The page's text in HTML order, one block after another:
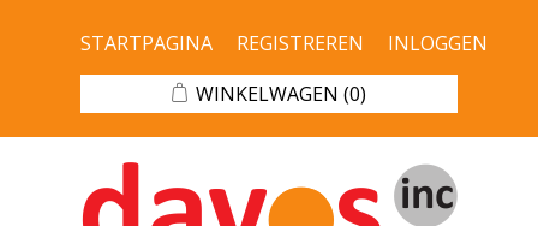
STARTPAGINA REGISTREREN
INLOGGEN
WINKELWAGEN (0)